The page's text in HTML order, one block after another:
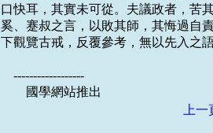
口快耳，其實未可從。夫議政者，苦
奚、蹇叔之言，以敗其師，其悔過自
下觀覽古戒，反覆參考，無以先入之
    ------------------
上一